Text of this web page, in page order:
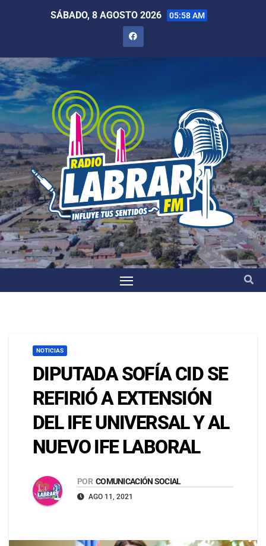
SÁBADO, 8 AGOSTO 2026 05:58 AM
NOTICIAS
DIPUTADA SOFÍA CID SE
REFIRIÓ A EXTENSIÓN
DEL IFE UNIVERSAL Y AL
NUEVO IFE LABORAL
POR COMUNICACIÓN SOCIAL
AGO 11, 2021